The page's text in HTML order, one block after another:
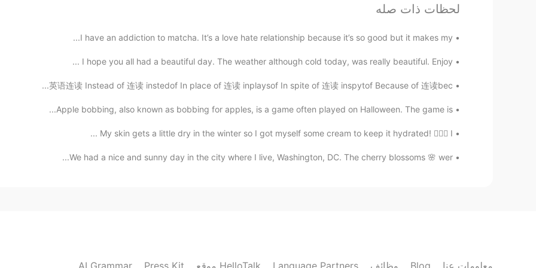
KR
DE
👍👍 잘했어요. 저는 대학원 원서랑 에세이 쓰고 있어요. 죽을 것 같아요..
KR
EN
CN繁
CN
한국어 안이상해요, 저는 유튜브 볼거예요 ㅋ
لحظات ذات صله
I have an addiction to matcha. It’s a love hate relationship because it’s so good but it makes my...
I hope you all had a beautiful day. The weather although cold today, was really beautiful. Enjoy ...
英语连读 Instead of 连读 instedof In place of 连读 inplaysof In spite of 连读 inspytof Because of 连读bec...
Apple bobbing, also known as bobbing for apples, is a game often played on Halloween. The game is...
My skin gets a little dry in the winter so I got myself some cream to keep it hydrated! 💁🏼‍♀️ I ...
We had a nice and sunny day in the city where I live, Washington, DC. The cherry blossoms 🌸 wer...
AI Grammar Press Kit موقع HelloTalk Language Partners وظائف Blog معلومات عنا